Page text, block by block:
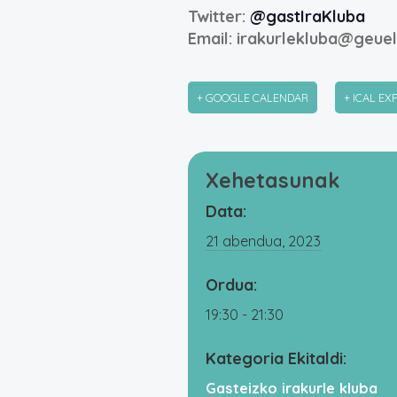
Twitter: @gastIraKluba
Email:
+ GOOGLE CALENDAR + ICAL
Xehetasunak
Data:
21 abendua, 2023
Ordua:
19:30 - 21:30
Kategoria Ekitaldi:
Gasteizko irakurle kluba